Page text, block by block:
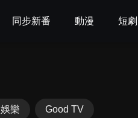
同步新番 動漫 短劇
娛樂 Good TV